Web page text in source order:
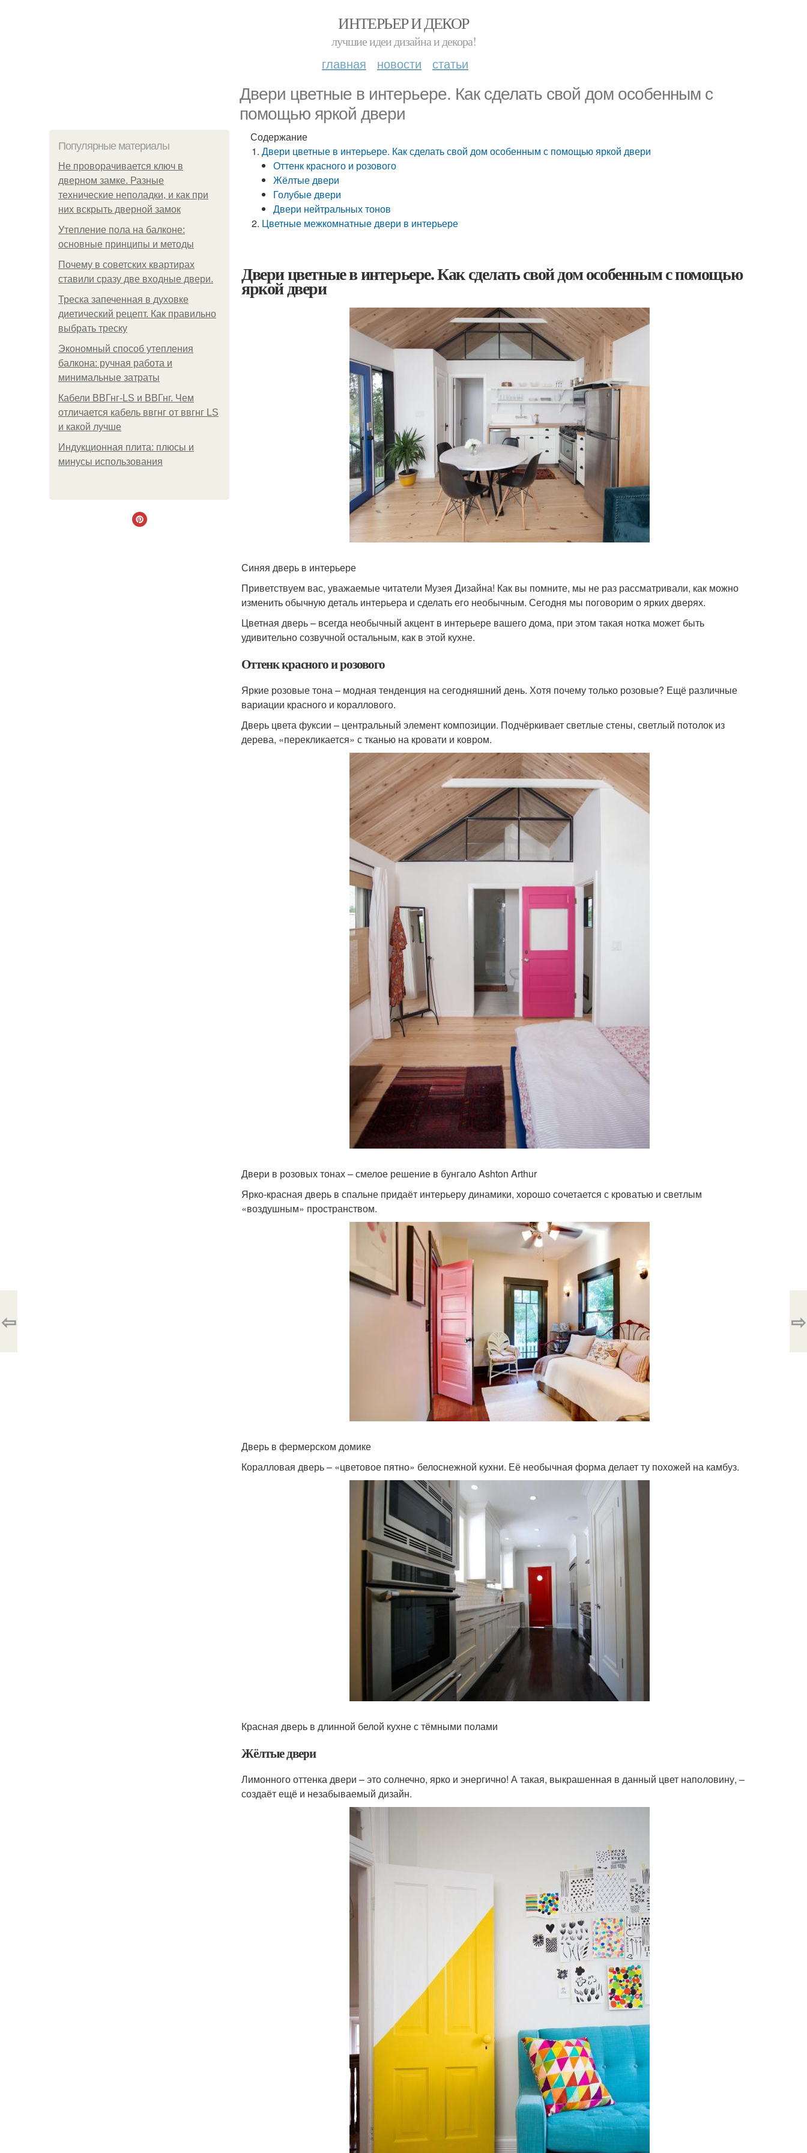
ИНТЕРЬЕР И ДЕКОР
лучшие идеи дизайна и декора!
главная новости статьи
Двери цветные в интерьере. Как сделать свой дом особенным с
помощью яркой двери
Популярные материалы
Не проворачивается ключ в
дверном замке. Разные
технические неполадки, и как при
них вскрыть дверной замок
Утепление пола на балконе:
основные принципы и методы
Почему в советских квартирах
ставили сразу две входные двери.
Треска запеченная в духовке
диетический рецепт. Как правильно
выбрать треску
Экономный способ утепления
балкона: ручная работа и
минимальные затраты
Кабели ВВГнг-LS и ВВГнг. Чем
отличается кабель ввгнг от ввгнг LS
и какой лучше
Индукционная плита: плюсы и
минусы использования
Содержание
Двери цветные в интерьере. Как сделать свой дом особенным с помощью яркой двери
Оттенк красного и розового
Жёлтые двери
Голубые двери
Двери нейтральных тонов
Цветные межкомнатные двери в интерьере
Двери цветные в интерьере. Как сделать свой дом особенным с помощью
яркой двери
Синяя дверь в интерьере
Приветствуем вас, уважаемые читатели Музея Дизайна! Как вы помните, мы не раз рассматривали, как можно
изменить обычную деталь интерьера и сделать его необычным. Сегодня мы поговорим о ярких дверях.
Цветная дверь – всегда необычный акцент в интерьере вашего дома, при этом такая нотка может быть
удивительно созвучной остальным, как в этой кухне.
Оттенк красного и розового
Яркие розовые тона – модная тенденция на сегодняшний день. Хотя почему только розовые? Ещё различные
вариации красного и кораллового.
Дверь цвета фуксии – центральный элемент композиции. Подчёркивает светлые стены, светлый потолок из
дерева, «перекликается» с тканью на кровати и ковром.
Двери в розовых тонах – смелое решение в бунгало Ashton Arthur
Ярко-красная дверь в спальне придаёт интерьеру динамики, хорошо сочетается с кроватью и светлым
«воздушным» пространством.
Дверь в фермерском домике
Коралловая дверь – «цветовое пятно» белоснежной кухни. Её необычная форма делает ту похожей на камбуз.
Красная дверь в длинной белой кухне с тёмными полами
Жёлтые двери
Лимонного оттенка двери – это солнечно, ярко и энергично! А такая, выкрашенная в данный цвет наполовину, –
создаёт ещё и незабываемый дизайн.
⇦ ⇨